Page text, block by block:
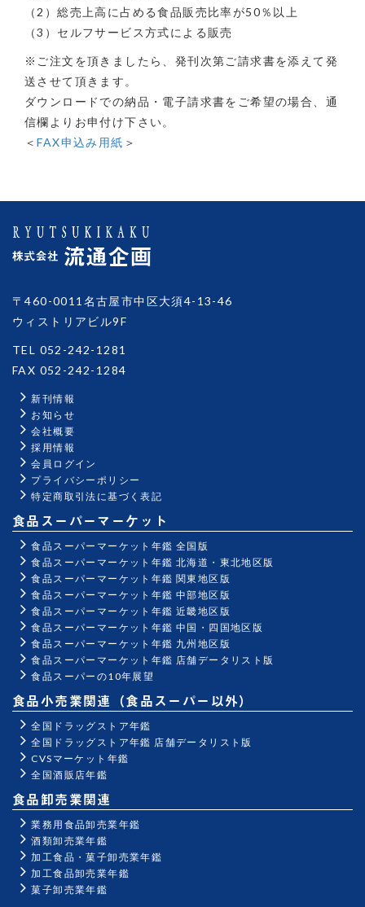
（2）総売上高に占める食品販売比率が50％以上
（3）セルフサービス方式による販売
※ご注文を頂きましたら、発刊次第ご請求書を添えて発
送させて頂きます。
ダウンロードでの納品・電子請求書をご希望の場合、通
信欄よりお申付け下さい。
＜FAX申込み用紙 ＞
〒460-0011名古屋市中区大須4-13-46
ウィストリアビル9F
TEL 052-242-1281
FAX 052-242-1284
新刊情報
お知らせ
会社概要
採用情報
会員ログイン
プライバシーポリシー
特定商取引法に基づく表記
食品スーパーマーケット
食品スーパーマーケット年鑑 全国版
食品スーパーマーケット年鑑 北海道・東北地区版
食品スーパーマーケット年鑑 関東地区版
食品スーパーマーケット年鑑 中部地区版
食品スーパーマーケット年鑑 近畿地区版
食品スーパーマーケット年鑑 中国・四国地区版
食品スーパーマーケット年鑑 九州地区版
食品スーパーマーケット年鑑 店舗データリスト版
食品スーパーの10年展望
食品小売業関連（食品スーパー以外）
全国ドラッグストア年鑑
全国ドラッグストア年鑑 店舗データリスト版
CVSマーケット年鑑
全国酒販店年鑑
食品卸売業関連
業務用食品卸売業年鑑
酒類卸売業年鑑
加工食品・菓子卸売業年鑑
加工食品卸売業年鑑
菓子卸売業年鑑